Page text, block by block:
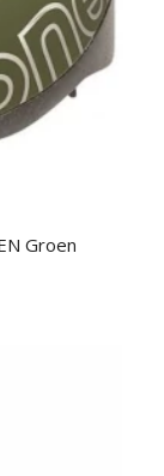
Groen